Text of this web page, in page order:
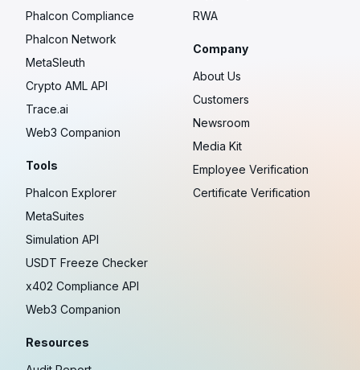
Phalcon Compliance
Phalcon Network
MetaSleuth
Crypto AML API
Trace.ai
Web3 Companion
Tools
Phalcon Explorer
MetaSuites
Simulation API
USDT Freeze Checker
x402 Compliance API
Web3 Companion
Resources
RWA
Company
About Us
Customers
Newsroom
Media Kit
Employee Verification
Certificate Verification